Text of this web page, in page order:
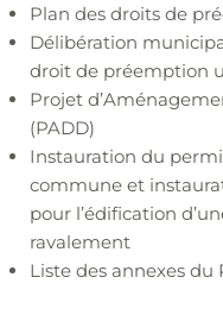
Plan des droits de
Délibération
droit de préemption
Projet
(PADD)
Instauration du
commune et
pour l’édification
ravalement
Liste des annexes du